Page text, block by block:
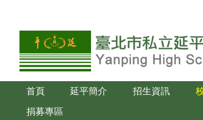
容
首頁 延平簡介 招生資訊
捐募專區